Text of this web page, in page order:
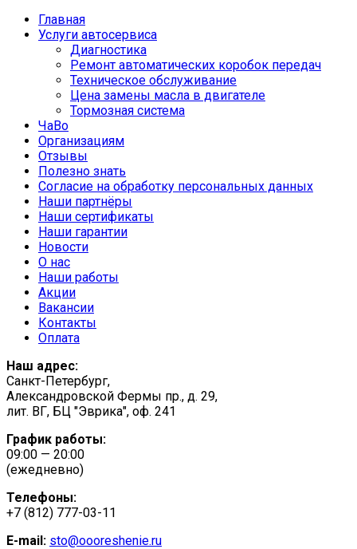
Главная
Услуги автосервиса
Диагностика
Ремонт автоматических коробок передач
Техническое обслуживание
Цена замены масла в двигателе
Тормозная система
ЧаВо
Организациям
Отзывы
Полезно знать
Согласие на обработку персональных данных
Наши партнёры
Наши сертификаты
Наши гарантии
Новости
О нас
Наши работы
Акции
Вакансии
Контакты
Оплата
Наш адрес:
Санкт-Петербург,
Александровской Фермы пр., д. 29,
лит. ВГ, БЦ "Эврика", оф. 241
График работы:
09:00 — 20:00
(ежедневно)
Телефоны:
+7 (812) 777-03-11
E-mail: sto@oooreshenie.ru